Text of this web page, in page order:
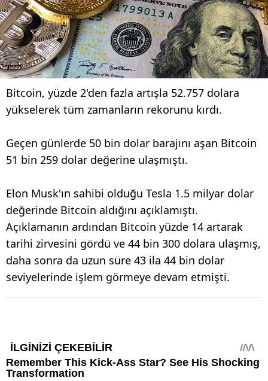
Bitcoin, yüzde 2'den fazla artışla 52.757 dolara
yükselerek tüm zamanların rekorunu kırdı.
Geçen günlerde 50 bin dolar barajını aşan Bitcoin
51 bin 259 dolar değerine ulaşmıştı.
Elon Musk'ın sahibi olduğu Tesla 1.5 milyar dolar
değerinde Bitcoin aldığını açıklamıştı.
Açıklamanın ardından Bitcoin yüzde 14 artarak
tarihi zirvesini gördü ve 44 bin 300 dolara ulaşmış,
daha sonra da uzun süre 43 ila 44 bin dolar
seviyelerinde işlem görmeye devam etmişti.